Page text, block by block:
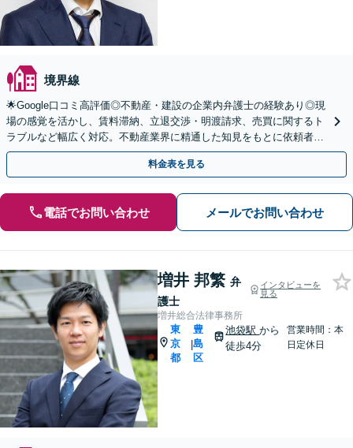
境界線
🌟Google口コミ高評価◎不動産・建設の企業内弁護士の経験あり◎現
場の感覚を活かし、賃料滞納、立退交渉・明渡請求、売買に関するト
ラブルなど幅広く対応。不動産業界に精通した知見をもとに依頼者の
立場に立った最適な解決策をご提案します。
料金表を見る
電話でお問い合わせ メールでお問い合わせ
増井 邦繁 弁
護士
インタビューを
見る
増井総合法律事務所
東
京
都
|
豊
島
区
池袋駅から
徒歩4分
営業時間：本
日定休日